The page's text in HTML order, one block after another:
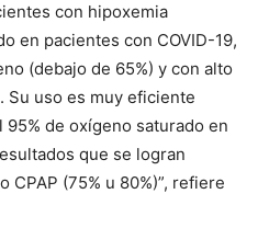
con hipoxemia
en pacientes con COVID-19,
(debajo de 65%) y con alto
uso es muy eficiente
de oxígeno saturado en
que se logran
CPAP (75% u 80%)”, refiere